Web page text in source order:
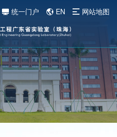
统一门户 EN 网站地图